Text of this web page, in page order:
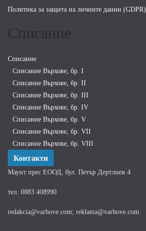
Политика за защита на личните данни (GDPR)
Списание
Списание
Списание Върхове, бр. I
Списание Върхове, бр. II
Списание Върхове, бр. III
Списание Върхове, бр. IV
Списание Върхове, бр. V
Списание Върхове, бр. VII
Списание Върхове, бр. VIII
Контакти
Маунт прес ЕООД, бул. Петър Дертлиев 4
тел. 0883 408990
redakcia@varhove.com; reklama@varhove.com